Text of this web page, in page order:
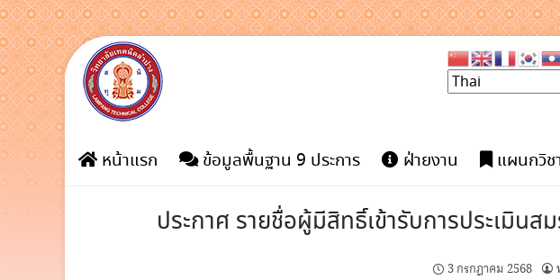
Skip
to
content
หน้าแรก ข้อมูลพื้นฐาน 9 ประการ ฝ่ายงาน แผนกวิช
ประกาศ รายชื่อผู้มีสิทธิ์เข้ารับการประเมิน
3 กรกฎาคม 2568